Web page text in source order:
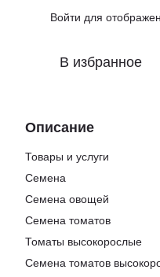
Войти для
В избранное
Описание
Товары и услуги
Семена
Семена овощей
Семена томатов
Томаты высокорослые
Семена томатов